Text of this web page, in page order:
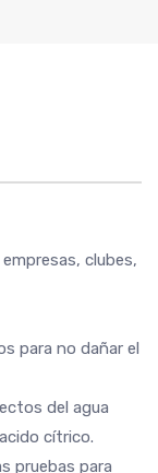
clubes,
para no dañar el
del agua
cítrico.
pruebas para